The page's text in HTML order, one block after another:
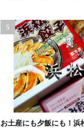
お土産にも夕飯にも！浜